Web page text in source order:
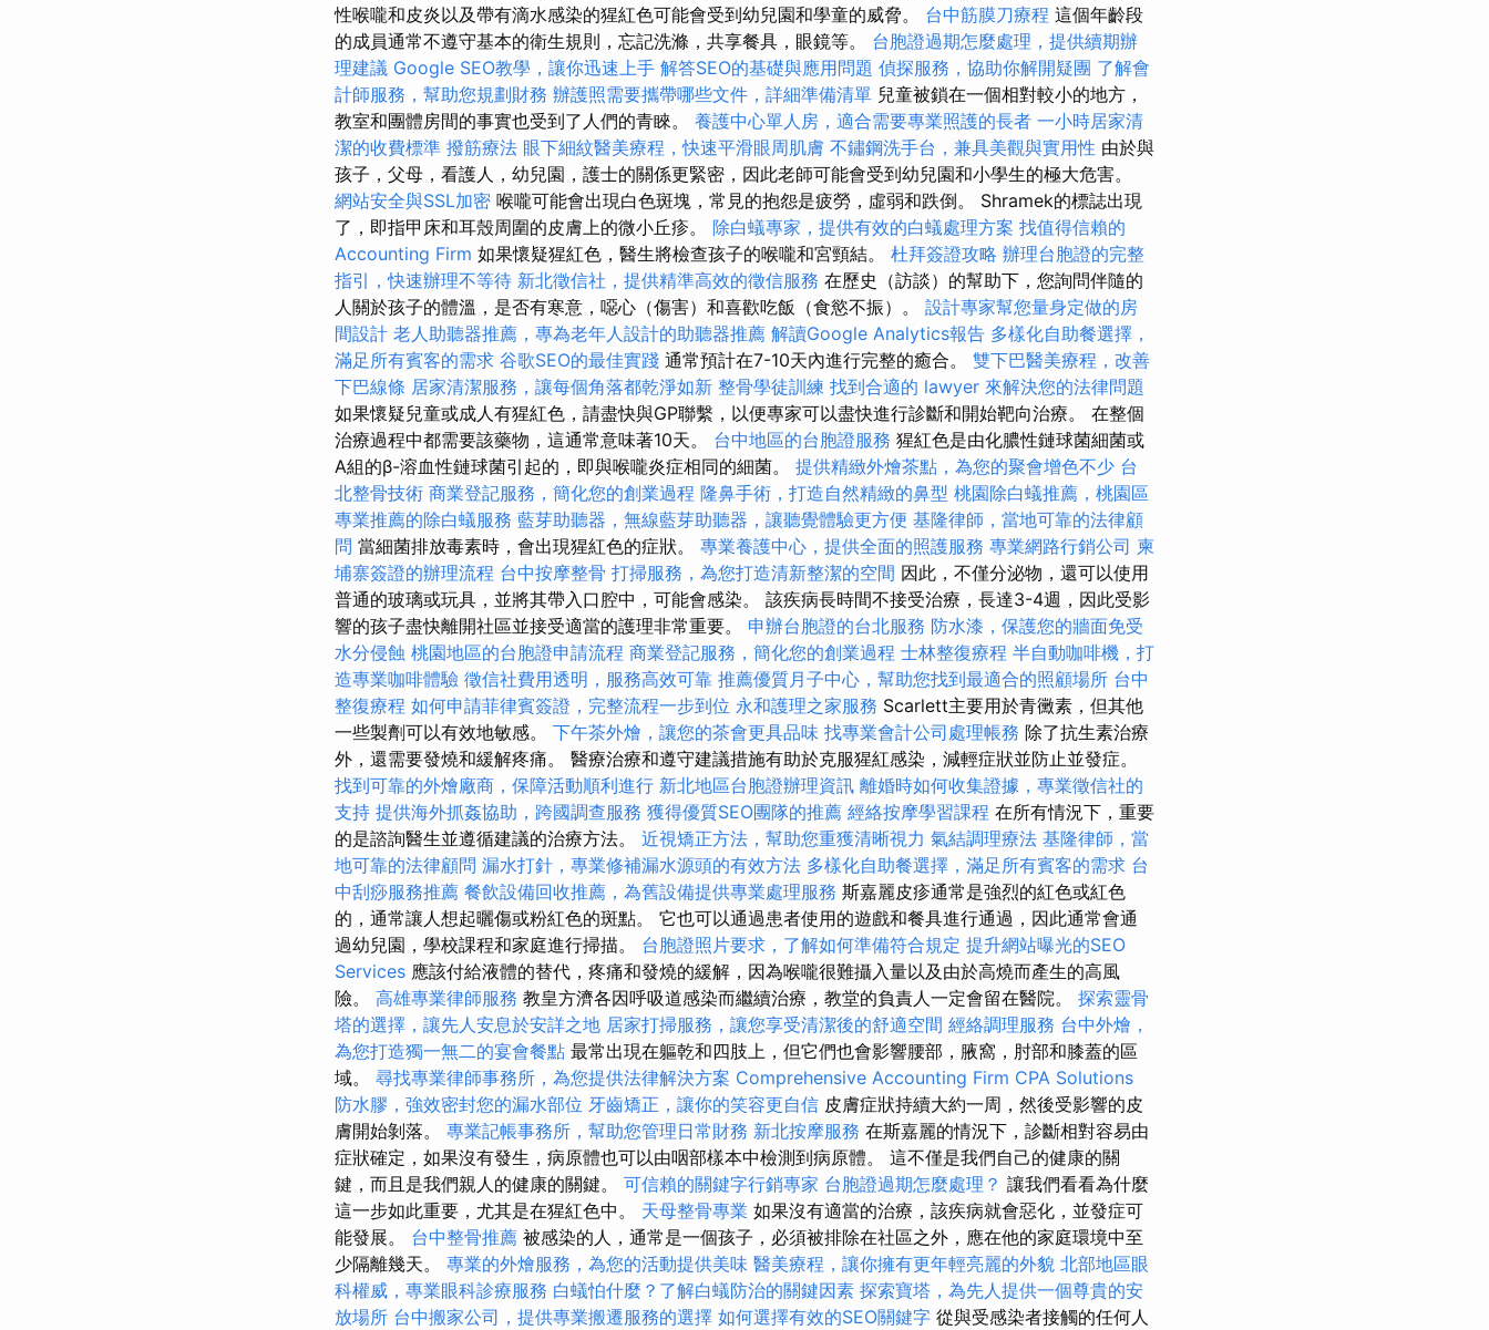
性喉嚨和皮炎以及帶有滴水感染的猩紅色可能會受到幼兒園和學童的威脅。 台中筋膜刀療程 這個年齡段
的成員通常不遵守基本的衛生規則，忘記洗滌，共享餐具，眼鏡等。 台胞證過期怎麼處理，提供續期辦
理建議 Google SEO教學，讓你迅速上手 解答SEO的基礎與應用問題 偵探服務，協助你解開疑團 了解會
計師服務，幫助您規劃財務 辦護照需要攜帶哪些文件，詳細準備清單 兒童被鎖在一個相對較小的地方，
教室和團體房間的事實也受到了人們的青睞。 養護中心單人房，適合需要專業照護的長者 一小時居家清
潔的收費標準 撥筋療法 眼下細紋醫美療程，快速平滑眼周肌膚 不鏽鋼洗手台，兼具美觀與實用性 由於與
孩子，父母，看護人，幼兒園，護士的關係更緊密，因此老師可能會受到幼兒園和小學生的極大危害。
網站安全與SSL加密 喉嚨可能會出現白色斑塊，常見的抱怨是疲勞，虛弱和跌倒。 Shramek的標誌出現
了，即指甲床和耳殼周圍的皮膚上的微小丘疹。 除白蟻專家，提供有效的白蟻處理方案 找值得信賴的
Accounting Firm 如果懷疑猩紅色，醫生將檢查孩子的喉嚨和宮頸結。 杜拜簽證攻略 辦理台胞證的完整
指引，快速辦理不等待 新北徵信社，提供精準高效的徵信服務 在歷史（訪談）的幫助下，您詢問伴隨的
人關於孩子的體溫，是否有寒意，噁心（傷害）和喜歡吃飯（食慾不振）。 設計專家幫您量身定做的房
間設計 老人助聽器推薦，專為老年人設計的助聽器推薦 解讀Google Analytics報告 多樣化自助餐選擇，
滿足所有賓客的需求 谷歌SEO的最佳實踐 通常預計在7-10天內進行完整的癒合。 雙下巴醫美療程，改善
下巴線條 居家清潔服務，讓每個角落都乾淨如新 整骨學徒訓練 找到合適的 lawyer 來解決您的法律問題
如果懷疑兒童或成人有猩紅色，請盡快與GP聯繫，以便專家可以盡快進行診斷和開始靶向治療。 在整個
治療過程中都需要該藥物，這通常意味著10天。 台中地區的台胞證服務 猩紅色是由化膿性鏈球菌細菌或
A組的β-溶血性鏈球菌引起的，即與喉嚨炎症相同的細菌。 提供精緻外燴茶點，為您的聚會增色不少 台
北整骨技術 商業登記服務，簡化您的創業過程 隆鼻手術，打造自然精緻的鼻型 桃園除白蟻推薦，桃園區
專業推薦的除白蟻服務 藍芽助聽器，無線藍芽助聽器，讓聽覺體驗更方便 基隆律師，當地可靠的法律顧
問 當細菌排放毒素時，會出現猩紅色的症狀。 專業養護中心，提供全面的照護服務 專業網路行銷公司 柬
埔寨簽證的辦理流程 台中按摩整骨 打掃服務，為您打造清新整潔的空間 因此，不僅分泌物，還可以使用
普通的玻璃或玩具，並將其帶入口腔中，可能會感染。 該疾病長時間不接受治療，長達3-4週，因此受影
響的孩子盡快離開社區並接受適當的護理非常重要。 申辦台胞證的台北服務 防水漆，保護您的牆面免受
水分侵蝕 桃園地區的台胞證申請流程 商業登記服務，簡化您的創業過程 士林整復療程 半自動咖啡機，打
造專業咖啡體驗 徵信社費用透明，服務高效可靠 推薦優質月子中心，幫助您找到最適合的照顧場所 台中
整復療程 如何申請菲律賓簽證，完整流程一步到位 永和護理之家服務 Scarlett主要用於青黴素，但其他
一些製劑可以有效地敏感。 下午茶外燴，讓您的茶會更具品味 找專業會計公司處理帳務 除了抗生素治療
外，還需要發燒和緩解疼痛。 醫療治療和遵守建議措施有助於克服猩紅感染，減輕症狀並防止並發症。
找到可靠的外燴廠商，保障活動順利進行 新北地區台胞證辦理資訊 離婚時如何收集證據，專業徵信社的
支持 提供海外抓姦協助，跨國調查服務 獲得優質SEO團隊的推薦 經絡按摩學習課程 在所有情況下，重要
的是諮詢醫生並遵循建議的治療方法。 近視矯正方法，幫助您重獲清晰視力 氣結調理療法 基隆律師，當
地可靠的法律顧問 漏水打針，專業修補漏水源頭的有效方法 多樣化自助餐選擇，滿足所有賓客的需求 台
中刮痧服務推薦 餐飲設備回收推薦，為舊設備提供專業處理服務 斯嘉麗皮疹通常是強烈的紅色或紅色
的，通常讓人想起曬傷或粉紅色的斑點。 它也可以通過患者使用的遊戲和餐具進行通過，因此通常會通
過幼兒園，學校課程和家庭進行掃描。 台胞證照片要求，了解如何準備符合規定 提升網站曝光的SEO
Services 應該付給液體的替代，疼痛和發燒的緩解，因為喉嚨很難攝入量以及由於高燒而產生的高風
險。 高雄專業律師服務 教皇方濟各因呼吸道感染而繼續治療，教堂的負責人一定會留在醫院。 探索靈骨
塔的選擇，讓先人安息於安詳之地 居家打掃服務，讓您享受清潔後的舒適空間 經絡調理服務 台中外燴，
為您打造獨一無二的宴會餐點 最常出現在軀乾和四肢上，但它們也會影響腰部，腋窩，肘部和膝蓋的區
域。 尋找專業律師事務所，為您提供法律解決方案 Comprehensive Accounting Firm CPA Solutions
防水膠，強效密封您的漏水部位 牙齒矯正，讓你的笑容更自信 皮膚症狀持續大約一周，然後受影響的皮
膚開始剝落。 專業記帳事務所，幫助您管理日常財務 新北按摩服務 在斯嘉麗的情況下，診斷相對容易由
症狀確定，如果沒有發生，病原體也可以由咽部樣本中檢測到病原體。 這不僅是我們自己的健康的關
鍵，而且是我們親人的健康的關鍵。 可信賴的關鍵字行銷專家 台胞證過期怎麼處理？ 讓我們看看為什麼
這一步如此重要，尤其是在猩紅色中。 天母整骨專業 如果沒有適當的治療，該疾病就會惡化，並發症可
能發展。 台中整骨推薦 被感染的人，通常是一個孩子，必須被排除在社區之外，應在他的家庭環境中至
少隔離幾天。 專業的外燴服務，為您的活動提供美味 醫美療程，讓你擁有更年輕亮麗的外貌 北部地區眼
科權威，專業眼科診療服務 白蟻怕什麼？了解白蟻防治的關鍵因素 探索寶塔，為先人提供一個尊貴的安
放場所 台中搬家公司，提供專業搬遷服務的選擇 如何選擇有效的SEO關鍵字 從與受感染者接觸的任何人